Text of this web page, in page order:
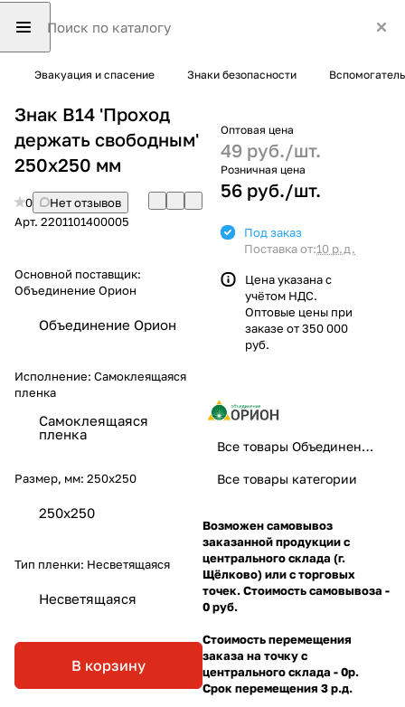
Эвакуация и спасение Знаки безопасности
Знак B14 'Проход
держать свободным'
250х250 мм
0
Нет отзывов
Арт. 2201101400005
Основной поставщик:
Объединение Орион
Объединение Орион
Исполнение: Самоклеящаяся
пленка
Самоклеящаяся
пленка
Размер, мм: 250х250
250х250
Тип пленки: Несветящаяся
Несветящаяся
В корзину
Оптовая цена
49 руб./шт.
Розничная цена
56 руб./шт.
Под заказ
Поставка от:10 р.д.
Цена указана с
учётом НДС.
Оптовые цены при
заказе от 350 000
руб.
Все товары Объединение Орион
Все товары категории
Возможен самовывоз
заказанной продукции с
центрального склада (г.
Щёлково) или с торговых
точек. Стоимость самовывоза -
0 руб.
Стоимость перемещения
заказа на точку с
центрального склада - 0р.
Срок перемещения 3 р.д.